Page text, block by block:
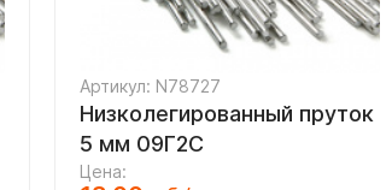
Артикул: N78727
Низколегированный пруток
5 мм 09Г2С
Цена: